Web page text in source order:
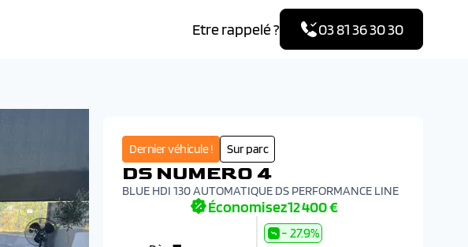
Etre rappelé ? 03 81 36 30 30
Dernier véhicule ! Sur parc
DS NUMERO 4
BLUE HDI 130 AUTOMATIQUE DS PERFORMANCE LINE
Économisez12 400 €
- 27.9%